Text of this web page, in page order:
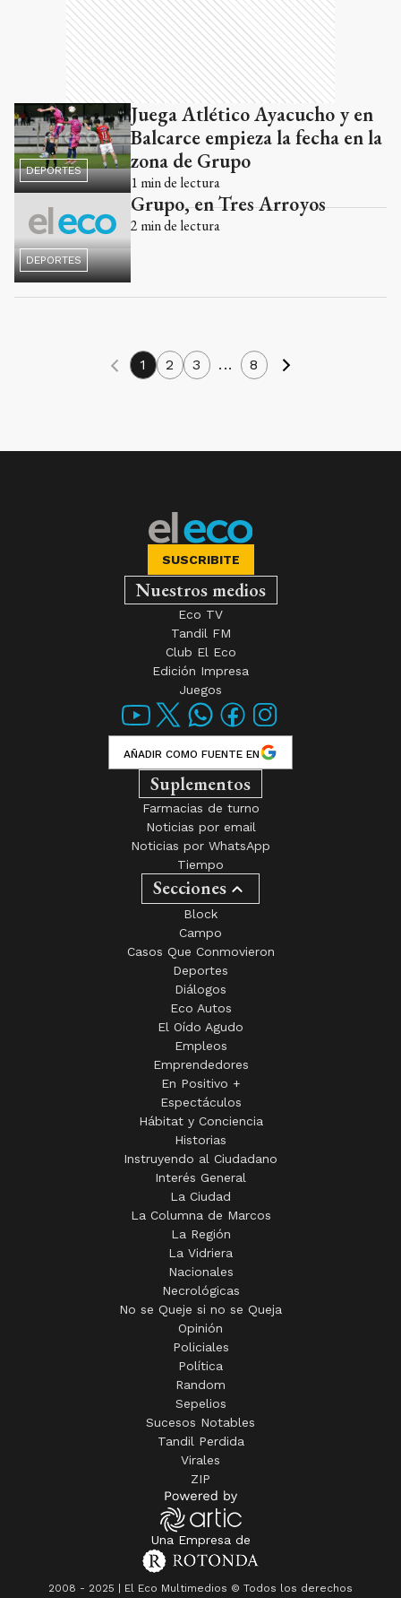
DEPORTES
Juega Atlético Ayacucho y en
Balcarce empieza la fecha en la
zona de Grupo
1 min de lectura
DEPORTES
Grupo, en Tres Arroyos
2 min de lectura
1 2 3 ... 8
SUSCRIBITE
Nuestros medios
Eco TV
Tandil FM
Club El Eco
Edición Impresa
Juegos
AÑADIR COMO FUENTE EN
Suplementos
Farmacias de turno
Noticias por email
Noticias por WhatsApp
Tiempo
Secciones
Block
Campo
Casos Que Conmovieron
Deportes
Diálogos
Eco Autos
El Oído Agudo
Empleos
Emprendedores
En Positivo +
Espectáculos
Hábitat y Conciencia
Historias
Instruyendo al Ciudadano
Interés General
La Ciudad
La Columna de Marcos
La Región
La Vidriera
Nacionales
Necrológicas
No se Queje si no se Queja
Opinión
Policiales
Política
Random
Sepelios
Sucesos Notables
Tandil Perdida
Virales
ZIP
Una Empresa de
2008 - 2025 | El Eco Multimedios © Todos los derechos